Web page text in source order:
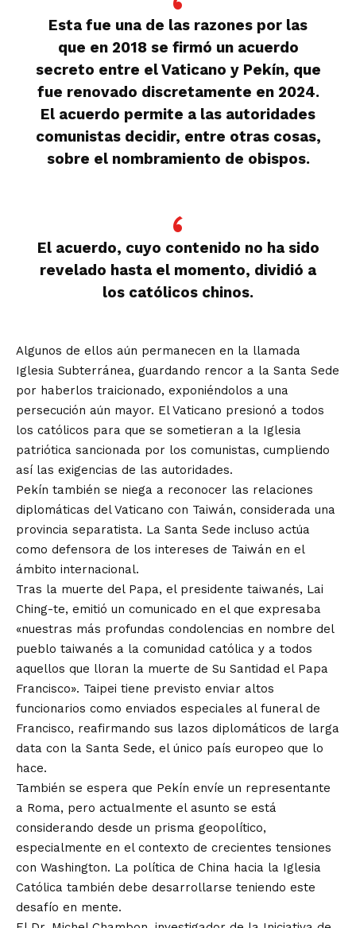
Esta fue una de las razones por las
que en 2018 se firmó un acuerdo
secreto entre el Vaticano y Pekín, que
fue renovado discretamente en 2024.
El acuerdo permite a las autoridades
comunistas decidir, entre otras cosas,
sobre el nombramiento de obispos.
El acuerdo, cuyo contenido no ha sido
revelado hasta el momento, dividió a
los católicos chinos.
Algunos de ellos aún permanecen en la llamada
Iglesia Subterránea, guardando rencor a la Santa Sede
por haberlos traicionado, exponiéndolos a una
persecución aún mayor. El Vaticano presionó a todos
los católicos para que se sometieran a la Iglesia
patriótica sancionada por los comunistas, cumpliendo
así las exigencias de las autoridades.
Pekín también se niega a reconocer las relaciones
diplomáticas del Vaticano con Taiwán, considerada una
provincia separatista. La Santa Sede incluso actúa
como defensora de los intereses de Taiwán en el
ámbito internacional.
Tras la muerte del Papa, el presidente taiwanés, Lai
Ching-te, emitió un comunicado en el que expresaba
«nuestras más profundas condolencias en nombre del
pueblo taiwanés a la comunidad católica y a todos
aquellos que lloran la muerte de Su Santidad el Papa
Francisco». Taipei tiene previsto enviar altos
funcionarios como enviados especiales al funeral de
Francisco, reafirmando sus lazos diplomáticos de larga
data con la Santa Sede, el único país europeo que lo
hace.
También se espera que Pekín envíe un representante
a Roma, pero actualmente el asunto se está
considerando desde un prisma geopolítico,
especialmente en el contexto de crecientes tensiones
con Washington. La política de China hacia la Iglesia
Católica también debe desarrollarse teniendo este
desafío en mente.